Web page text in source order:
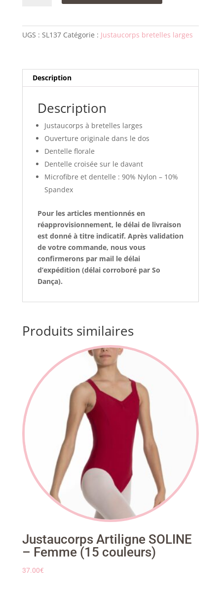
UGS : SL137 Catégorie : Justaucorps bretelles larges
Description
Description
Justaucorps à bretelles larges
Ouverture originale dans le dos
Dentelle florale
Dentelle croisée sur le davant
Microfibre et dentelle : 90% Nylon – 10%
Spandex
Pour les articles mentionnés en
réapprovisionnement, le délai de livraison
est donné à titre indicatif. Après validation
de votre commande, nous vous
confirmerons par mail le délai
d’expédition (délai corroboré par So
Dança).
Produits similaires
Justaucorps Artiligne SOLINE
– Femme (15 couleurs)
37.00€